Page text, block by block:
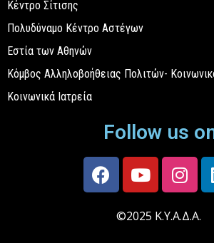
Κέντρο Σίτισης
Πολυδύναμο Κέντρο Αστέγων
Εστία των Αθηνών
Κόμβος Αλληλοβοήθειας Πολιτών-
Κοινωνικά Ιατρεία
Follow us
©2025 Κ.Υ.Α.Δ.Α.